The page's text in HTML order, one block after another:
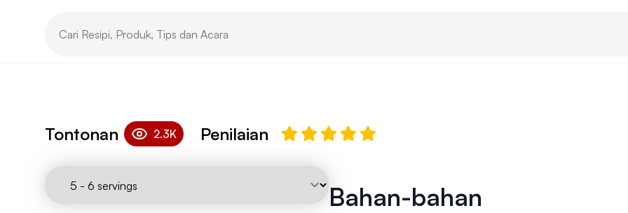
Ayam Boxing dan Sos
Tontonan 2.3K Penilaian
Bahan-bahan